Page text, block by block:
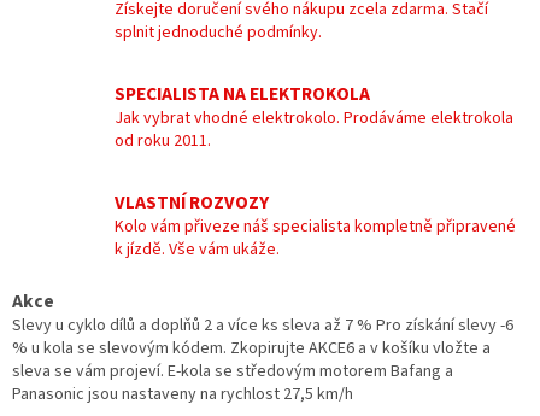
Získejte doručení svého nákupu zcela zdarma. Stačí
splnit jednoduché podmínky.
SPECIALISTA NA ELEKTROKOLA
Jak vybrat vhodné elektrokolo. Prodáváme elektrokola
od roku 2011.
VLASTNÍ ROZVOZY
Kolo vám přiveze náš specialista kompletně připravené
k jízdě. Vše vám ukáže.
Akce
Slevy u cyklo dílů a doplňů 2 a více ks sleva až 7 % Pro získání slevy -6
% u kola se slevovým kódem. Zkopirujte AKCE6 a v košíku vložte a
sleva se vám projeví. E-kola se středovým motorem Bafang a
Panasonic jsou nastaveny na rychlost 27,5 km/h